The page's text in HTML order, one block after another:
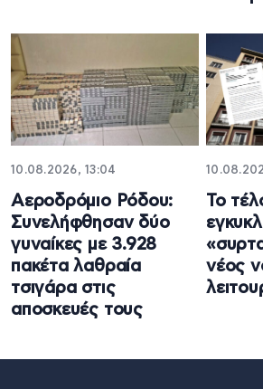
10.08.2026, 13:04
Αεροδρόμιο Ρόδου:
Συνελήφθησαν δύο
γυναίκες με 3.928
πακέτα λαθραία
τσιγάρα στις
αποσκευές τους
Το
νέος